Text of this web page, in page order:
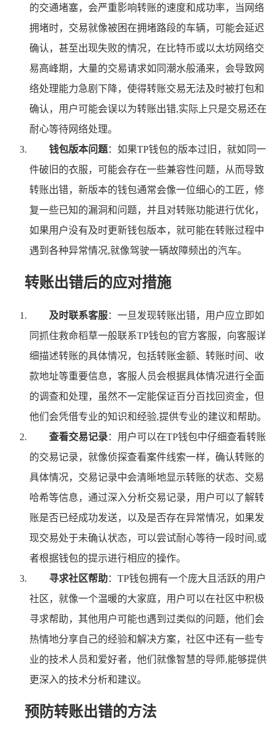
的交通堵塞，会严重影响转账的速度和成功率，当网络
拥堵时，交易就像被困在拥堵路段的车辆，可能会延迟
确认，甚至出现失败的情况，在比特币或以太坊网络交
易高峰期，大量的交易请求如同潮水般涌来，会导致网
络处理能力急剧下降，使得转账交易无法及时被打包和
确认，用户可能会误以为转账出错,实际上只是交易还在
耐心等待网络处理。
钱包版本问题：如果TP钱包的版本过旧，就如同一
件破旧的衣服，可能会存在一些兼容性问题，从而导致
转账出错，新版本的钱包通常会像一位细心的工匠，修
复一些已知的漏洞和问题，并且对转账功能进行优化，
如果用户没有及时更新钱包版本，就可能在转账过程中
遇到各种异常情况,就像驾驶一辆故障频出的汽车。
转账出错后的应对措施
及时联系客服：一旦发现转账出错，用户应立即如
同抓住救命稻草一般联系TP钱包的官方客服，向客服详
细描述转账的具体情况，包括转账金额、转账时间、收
款地址等重要信息，客服人员会根据具体情况进行全面
的调查和处理，虽然不一定能保证百分百找回资金，但
他们会凭借专业的知识和经验,提供专业的建议和帮助。
查看交易记录：用户可以在TP钱包中仔细查看转账
的交易记录，就像侦探查看案件线索一样，确认转账的
具体情况，交易记录中会清晰地显示转账的状态、交易
哈希等信息，通过深入分析交易记录，用户可以了解转
账是否已经成功发送，以及是否存在异常情况，如果发
现交易处于未确认状态，可以尝试耐心等待一段时间,或
者根据钱包的提示进行相应的操作。
寻求社区帮助：TP钱包拥有一个庞大且活跃的用户
社区，就像一个温暖的大家庭，用户可以在社区中积极
寻求帮助，其他用户可能也遇到过类似的问题，他们会
热情地分享自己的经验和解决方案，社区中还有一些专
业的技术人员和爱好者，他们就像智慧的导师,能够提供
更深入的技术分析和建议。
预防转账出错的方法